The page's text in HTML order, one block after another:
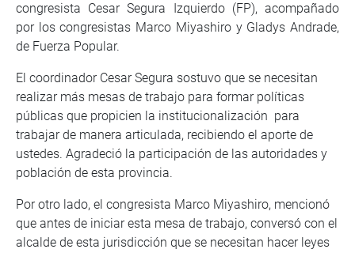
congresista Cesar Segura Izquierdo (FP), acompañado
por los congresistas Marco Miyashiro y Gladys Andrade,
de Fuerza Popular.
El coordinador Cesar Segura sostuvo que se necesitan
realizar más mesas de trabajo para formar políticas
públicas que propicien la institucionalización para
trabajar de manera articulada, recibiendo el aporte de
ustedes. Agradeció la participación de las autoridades y
población de esta provincia.
Por otro lado, el congresista Marco Miyashiro, mencionó
que antes de iniciar esta mesa de trabajo, conversó con el
alcalde de esta jurisdicción que se necesitan hacer leyes